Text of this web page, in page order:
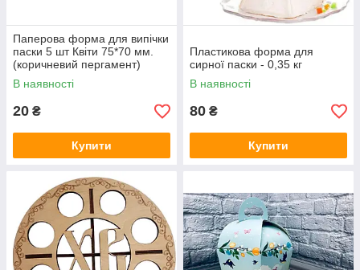
Паперова форма для випічки
паски 5 шт Квіти 75*70 мм.
(коричневий пергамент)
В наявності
20 ₴
Купити
Пластикова форма для
сирної паски - 0,35 кг
В наявності
80 ₴
Купити